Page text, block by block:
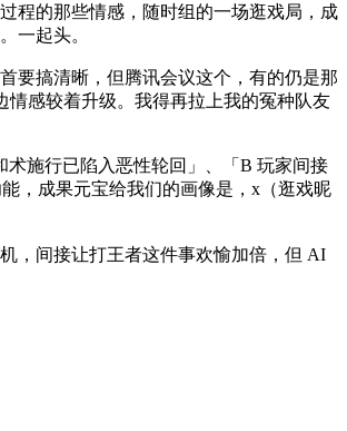
程的那些情感，随时组的一场逛戏局，成
一起头。
要搞清晰，但腾讯会议这个，有的仍是那
感较着升级。我得再拉上我的冤种队友
施行已陷入恶性轮回」、「B 玩家间接
，成果元宝给我们的画像是，x（逛戏昵
，间接让打王者这件事欢愉加倍，但 AI